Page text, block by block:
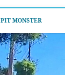
PIT MONSTER